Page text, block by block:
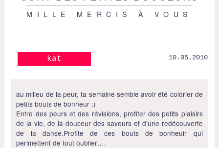
MILLE MERCIS À VOUS
kat 10.05.2010
au milieu de la peur, ta semaine semble avoir été colorier de
petits bouts de bonheur :)
Entre des peurs et des révisions, profiter des petits plaisirs
de la vie, de la douceur des saveurs et d’une redécouverte
de la danse.Profite de ces bouts de bonheuir qui
perlmettent de tout oublier….